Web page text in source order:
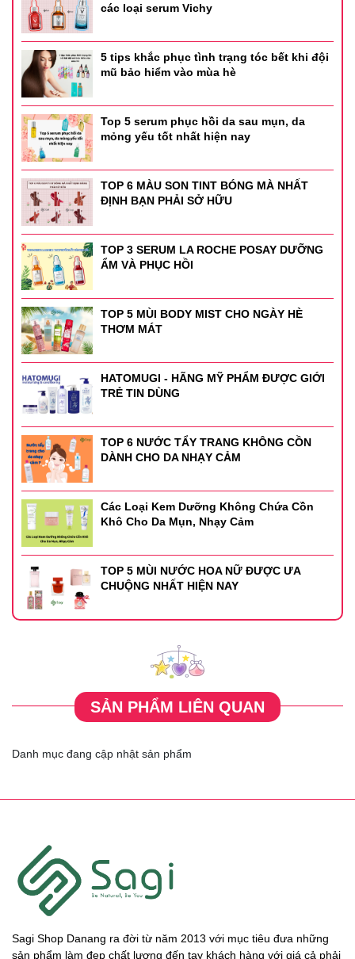
các loại serum Vichy
5 tips khắc phục tình trạng tóc bết khi đội
mũ bảo hiểm vào mùa hè
Top 5 serum phục hồi da sau mụn, da
mỏng yếu tốt nhất hiện nay
TOP 6 MÀU SON TINT BÓNG MÀ NHẤT
ĐỊNH BẠN PHẢI SỞ HỮU
TOP 3 SERUM LA ROCHE POSAY DƯỠNG
ẨM VÀ PHỤC HỒI
TOP 5 MÙI BODY MIST CHO NGÀY HÈ
THƠM MÁT
HATOMUGI - HÃNG MỸ PHẨM ĐƯỢC GIỚI
TRẺ TIN DÙNG
TOP 6 NƯỚC TẨY TRANG KHÔNG CỒN
DÀNH CHO DA NHẠY CẢM
Các Loại Kem Dưỡng Không Chứa Cồn
Khô Cho Da Mụn, Nhạy Cảm
TOP 5 MÙI NƯỚC HOA NỮ ĐƯỢC ƯA
CHUỘNG NHẤT HIỆN NAY
SẢN PHẨM LIÊN QUAN
Danh mục đang cập nhật sản phẩm
Sagi Shop Danang ra đời từ năm 2013 với mục tiêu đưa những
sản phẩm làm đẹp chất lượng đến tay khách hàng với giá cả phải